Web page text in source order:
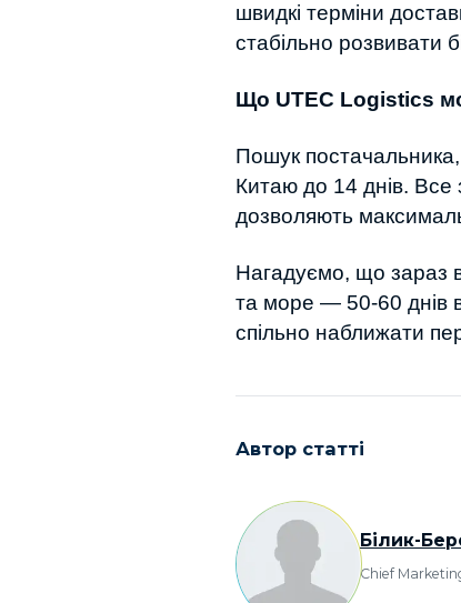
швидкі терміни
стабільно розвивати
Що UTEC Logistics
Пошук
Китаю до 14 днів. Все
дозволяють
Нагадуємо, що зараз
та море — 50-60 днів
спільно наближати
Автор статті
Білик-
Chief